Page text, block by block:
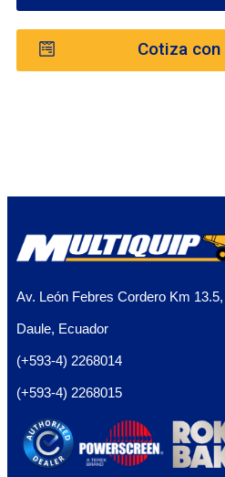
Cotiza
Av. León Febres Cordero Km
Daule, Ecuador
(+593-4) 2268014
(+593-4) 2268015